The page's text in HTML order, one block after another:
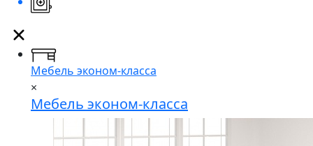
Мебель эконом-класса
×
Мебель эконом-класса